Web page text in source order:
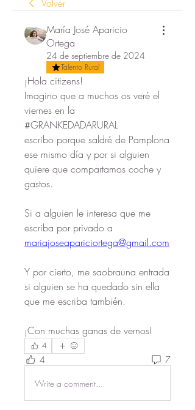
Volver
María José Aparicio
Ortega
24 de septiembre de 2024
Talento Rural
¡Hola citizens!
Imagino que a muchos os veré el
viernes en la
#GRANKEDADARURAL
escribo porque saldré de Pamplona
ese mismo día y por si alguien
quiere que compartamos coche y
gastos.
Si a alguien le interesa que me
mariajoseapariciortega@gmail.com
Y por cierto, me saobrauna entrada
si alguien se ha quedado sin ella
que me escriba también.
¡Con muchas ganas de vernos!
4
4 7
Write a comment...